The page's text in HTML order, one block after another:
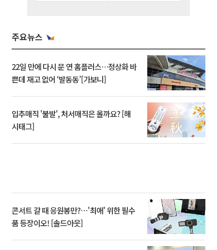
주요뉴스
22일 만에 다시 문 연 홈플러스…정상화 바
쁜데 재고 없어 ‘발동동’[가보니]
입추매직 '불발', 처서매직은 올까요? [해
시태그]
콘서트 갈 때 응원봉만?⋯'최애' 위한 필수
품 등장이오! [솔드아웃]